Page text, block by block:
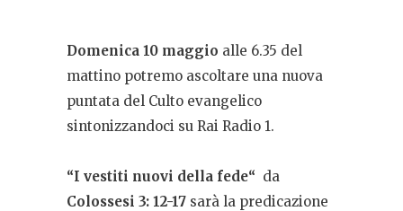
Domenica 10 maggio alle 6.35 del
mattino potremo ascoltare una nuova
puntata del Culto evangelico
sintonizzandoci su Rai Radio 1.
“I vestiti nuovi della fede“ da
Colossesi 3: 12-17 sarà la predicazione